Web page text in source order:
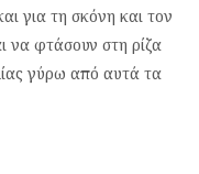
για τη σκόνη και τον
να φτάσουν στη ρίζα
γύρω από αυτά τα